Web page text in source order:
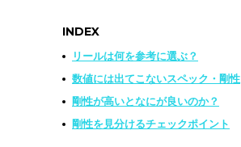
INDEX
リールは何を参考に選ぶ？
数値には出てこないスペック・剛性
剛性が高いとなにが良いのか？
剛性を見分けるチェックポイント